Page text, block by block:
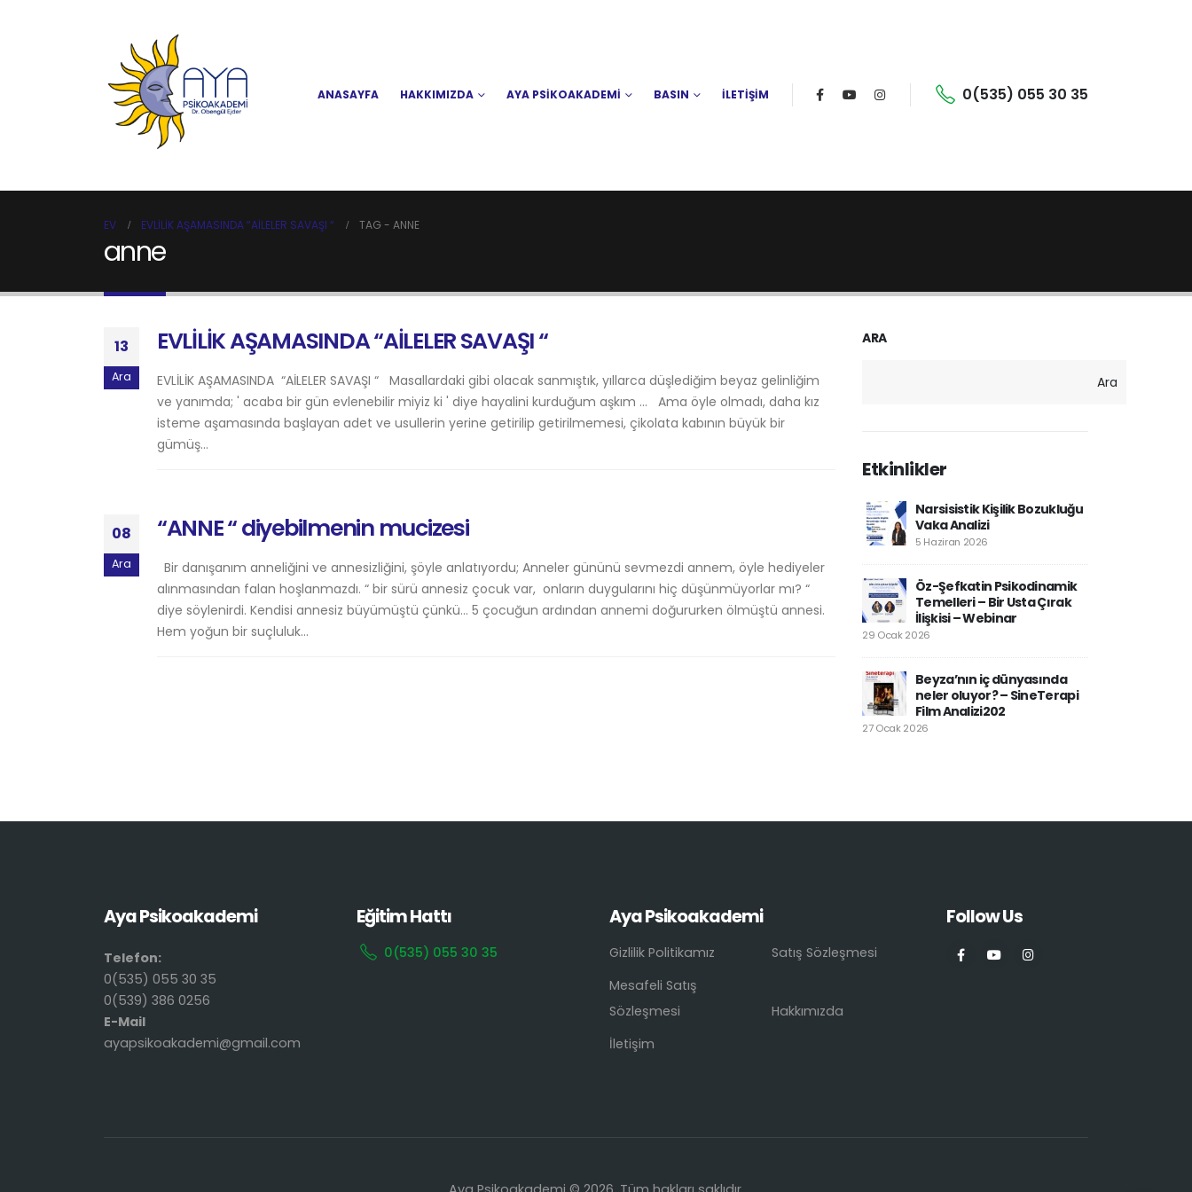
ANASAYFA HAKKIMIZDA AYA PSİKOAKADEMİ BASIN İLETİŞİM 0(535) 055 30 35
EV EVLİLİK AŞAMASINDA “AİLELER SAVAŞI “ TAG - ANNE
anne
13
Ara
EVLİLİK AŞAMASINDA “AİLELER SAVAŞI “
EVLİLİK AŞAMASINDA “AİLELER SAVAŞI “ Masallardaki gibi olacak sanmıştık, yıllarca düşlediğim beyaz gelinliğim
ve yanımda; ' acaba bir gün evlenebilir miyiz ki ' diye hayalini kurduğum aşkım ... Ama öyle olmadı, daha kız
isteme aşamasında başlayan adet ve usullerin yerine getirilip getirilmemesi, çikolata kabının büyük bir
gümüş...
08
Ara
“ANNE “ diyebilmenin mucizesi
Bir danışanım anneliğini ve annesizliğini, şöyle anlatıyordu; Anneler gününü sevmezdi annem, öyle hediyeler
alınmasından falan hoşlanmazdı. “ bir sürü annesiz çocuk var, onların duygularını hiç düşünmüyorlar mı? “
diye söylenirdi. Kendisi annesiz büyümüştü çünkü… 5 çocuğun ardından annemi doğururken ölmüştü annesi.
Hem yoğun bir suçluluk...
ARA
Ara
Etkinlikler
Narsisistik Kişilik Bozukluğu
Vaka Analizi
5 Haziran 2026
Öz-Şefkatin Psikodinamik
Temelleri – Bir Usta Çırak
İlişkisi – Webinar
29 Ocak 2026
Beyza’nın iç dünyasında
neler oluyor? – SineTerapi
Film Analizi202
27 Ocak 2026
Aya Psikoakademi
Telefon:
0(535) 055 30 35
0(539) 386 0256
E-Mail
ayapsikoakademi@gmail.com
Eğitim Hattı
0(535) 055 30 35
Aya Psikoakademi
Gizlilik Politikamız
Satış Sözleşmesi
Mesafeli Satış
Sözleşmesi
Hakkımızda
İletişim
Follow Us